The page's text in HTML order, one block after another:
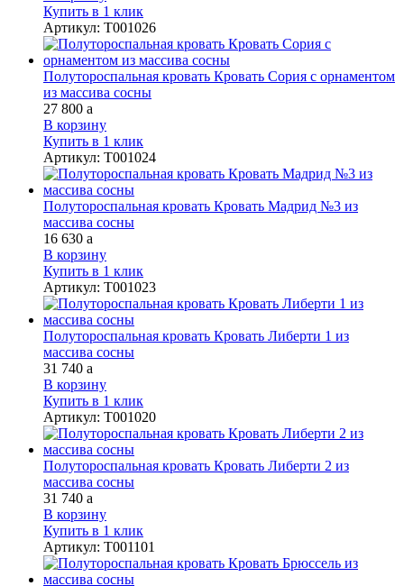
Купить в 1 клик
Артикул: Т001026
Полутороспальная кровать Кровать Сория с орнаментом
из массива сосны
27 800 a
В корзину
Купить в 1 клик
Артикул: Т001024
Полутороспальная кровать Кровать Мадрид №3 из
массива сосны
16 630 a
В корзину
Купить в 1 клик
Артикул: Т001023
Полутороспальная кровать Кровать Либерти 1 из
массива сосны
31 740 a
В корзину
Купить в 1 клик
Артикул: Т001020
Полутороспальная кровать Кровать Либерти 2 из
массива сосны
31 740 a
В корзину
Купить в 1 клик
Артикул: Т001101